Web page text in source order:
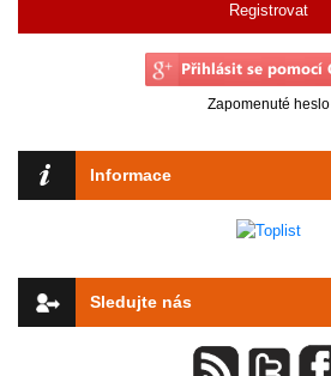
Registrovat
Zapomenuté heslo
Informace
Sledujte nás